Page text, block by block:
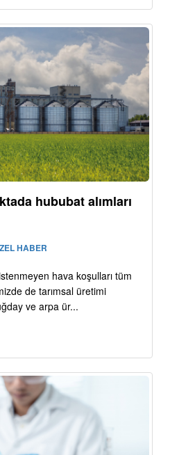
hububat alımları
HABER
hava koşulları tüm
de tarımsal üretimi
ve arpa ür...